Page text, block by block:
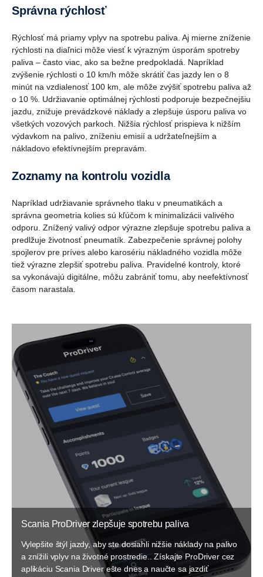
Správna rýchlosť
Rýchlosť má priamy vplyv na spotrebu paliva. Aj mierne zníženie
rýchlosti na diaľnici môže viesť k výrazným úsporám spotreby
paliva – často viac, ako sa bežne predpokladá. Napríklad
zvýšenie rýchlosti o 10 km/h môže skrátiť čas jazdy len o 8
minút na vzdialenosť 100 km, ale môže zvýšiť spotrebu paliva až
o 10 %. Udržiavanie optimálnej rýchlosti podporuje bezpečnejšiu
jazdu, znižuje prevádzkové náklady a zlepšuje úsporu paliva vo
všetkých vozových parkoch. Nižšia rýchlosť prispieva k nižším
výdavkom na palivo, zníženiu emisií a udržateľnejším a
nákladovo efektívnejším prepravám.
Zoznamy na kontrolu vozidla
Napríklad udržiavanie správneho tlaku v pneumatikách a
správna geometria kolies sú kľúčom k minimalizácii valivého
odporu. Znížený valivý odpor výrazne zlepšuje spotrebu paliva a
predlžuje životnosť pneumatík. Zabezpečenie správnej polohy
spojlerov pre príves alebo karosériu nákladného vozidla môže
tiež výrazne zlepšiť spotrebu paliva. Pravidelné kontroly, ktoré
sa vykonávajú digitálne, môžu zabrániť tomu, aby neefektívnosť
časom narastala.
Scania ProDriver zlepšuje spotrebu paliva
Vylepšite štýl jazdy, aby ste dosiahli nižšie náklady na palivo
a znížili vplyv na životné prostredie.. Získajte ProDriver cez
aplikáciu Scania Driver ešte dnes a naučte sa jazdiť